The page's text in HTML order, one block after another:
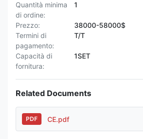
Quantità minima
di ordine:
1
Prezzo:
38000-58000$
Termini di
pagamento:
T/T
Capacità di
fornitura:
1SET
Related Documents
PDF CE.pdf